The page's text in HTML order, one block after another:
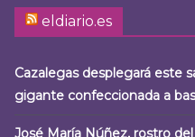
eldiario.es
Cazalegas desplegará este
gigante confeccionada a
José María Núñez, rostro